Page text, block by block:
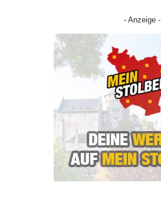
- Anzeige -